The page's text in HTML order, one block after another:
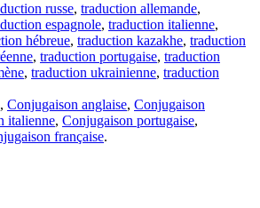
russe, traduction allemande,
espagnole, traduction italienne,
hébreue, traduction kazakhe, traduction
, traduction portugaise, traduction
, traduction ukrainienne, traduction
, Conjugaison anglaise, Conjugaison
italienne, Conjugaison portugaise,
française.